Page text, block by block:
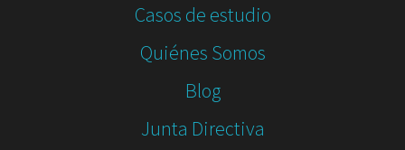
Casos de estudio
Quiénes Somos
Blog
Junta Directiva